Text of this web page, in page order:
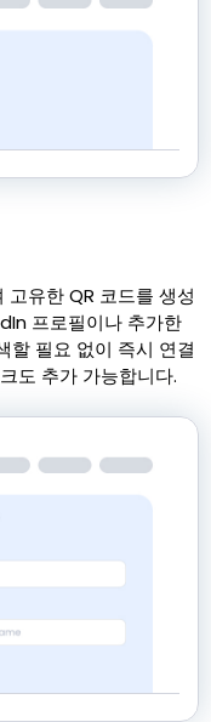
유한 QR 코드를 생성
프로필이나 추가한
할 필요 없이 즉시 연결
도 추가 가능합니다.